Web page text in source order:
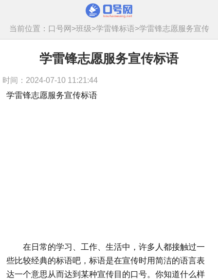
当前位置： 口号网 >班级>学雷锋标语>学雷锋志愿服务宣传
学雷锋志愿服务宣传标语
时间：2024-07-10 11:21:44
学雷锋志愿服务宣传标语
在日常的学习、工作、生活中，许多人都接触过一
些比较经典的标语吧，标语是在宣传时用简洁的语言表
达一个意思从而达到某种宣传目的口号。你知道什么样